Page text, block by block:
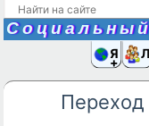
Я и